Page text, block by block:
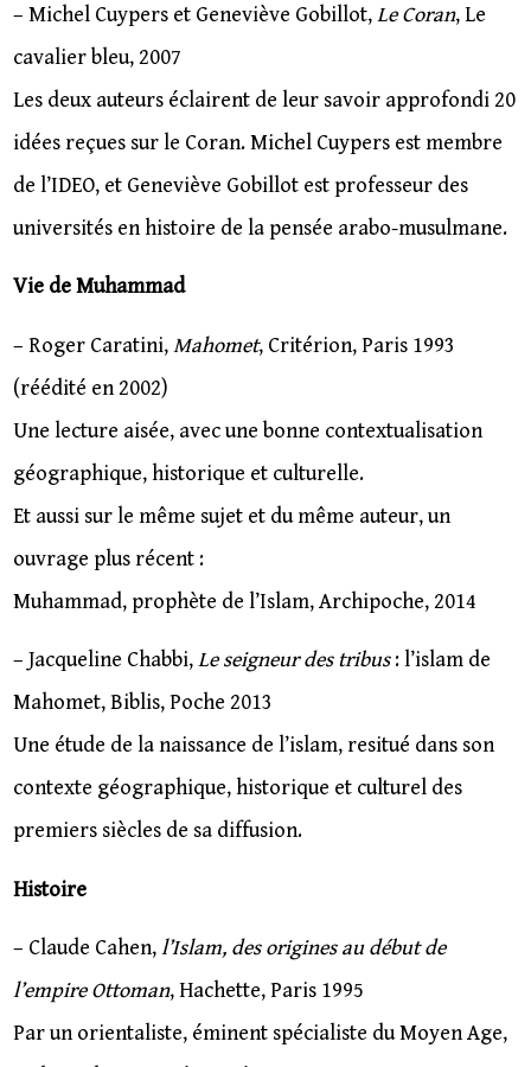
– Michel Cuypers et Geneviève Gobillot,Le Coran, Le
cavalier bleu, 2007
Les deux auteurs éclairent de leur savoir approfondi 20
idées reçues sur le Coran. Michel Cuypers est membre
de l’IDEO, et Geneviève Gobillot est professeur des
universités en histoire de la pensée arabo-musulmane.
Vie de Muhammad
– Roger Caratini,Mahomet, Critérion, Paris 1993
(réédité en 2002)
Une lecture aisée, avec une bonne contextualisation
géographique, historique et culturelle.
Et aussi sur le même sujet et du même auteur, un
ouvrage plus récent :
Muhammad, prophète de l’Islam, Archipoche, 2014
– Jacqueline Chabbi,Le seigneur des tribus: l’islam de
Mahomet, Biblis, Poche 2013
Une étude de la naissance de l’islam, resitué dans son
contexte géographique, historique et culturel des
premiers siècles de sa diffusion.
Histoire
– Claude Cahen,l’Islam, des origines au début de
l’empire Ottoman, Hachette, Paris 1995
Par un orientaliste, éminent spécialiste du Moyen Age,